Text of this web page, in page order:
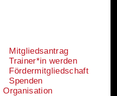
Mitgliedsantrag
Trainer*in werden
Fördermitgliedschaft
Spenden
Organisation